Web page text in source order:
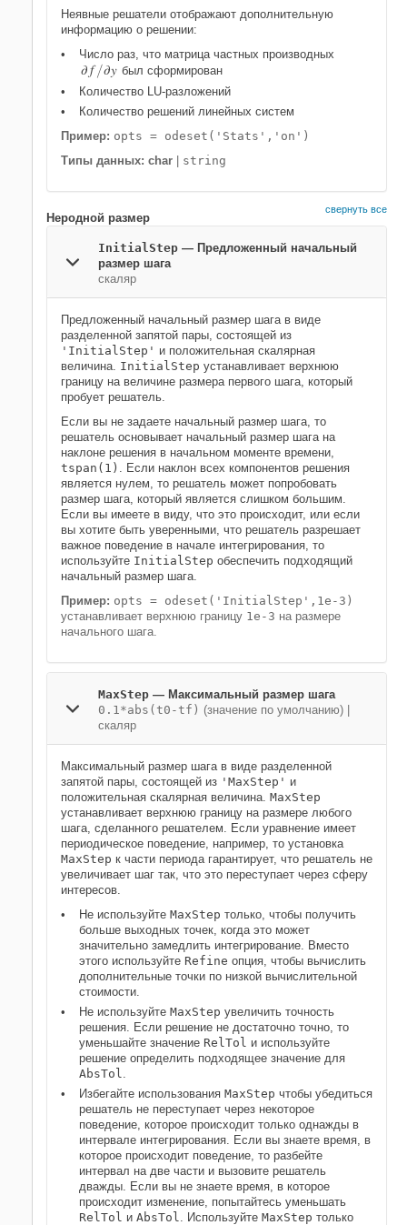
Неявные решатели отображают дополнительную
информацию о решении:
Число раз, что матрица частных производных
∂f/∂y был сформирован
Количество LU-разложений
Количество решений линейных систем
Пример: opts = odeset('Stats','on')
Типы данных: char
string
Неродной размер
свернуть все
InitialStep — Предложенный начальный
размер шага
скаляр
Предложенный начальный размер шага в виде
разделенной запятой пары, состоящей из
'InitialStep' и положительная скалярная
величина. InitialStep устанавливает верхнюю
границу на величине размера первого шага, который
пробует решатель.
Если вы не задаете начальный размер шага, то
решатель основывает начальный размер шага на
наклоне решения в начальном моменте времени,
tspan(1) . Если наклон всех компонентов решения
является нулем, то решатель может попробовать
размер шага, который является слишком большим.
Если вы имеете в виду, что это происходит, или если
вы хотите быть уверенными, что решатель разрешает
важное поведение в начале интегрирования, то
используйте InitialStep обеспечить подходящий
начальный размер шага.
Пример: opts = odeset('InitialStep',1e-3)
устанавливает верхнюю границу 1e-3 на размере
начального шага.
MaxStep — Максимальный размер шага
0.1*abs(t0-tf) (значение по умолчанию) |
скаляр
Максимальный размер шага в виде разделенной
запятой пары, состоящей из 'MaxStep' и
положительная скалярная величина. MaxStep
устанавливает верхнюю границу на размере любого
шага, сделанного решателем. Если уравнение имеет
периодическое поведение, например, то установка
MaxStep к части периода гарантирует, что решатель не
увеличивает шаг так, что это переступает через сферу
интересов.
Не используйте MaxStep только, чтобы получить
больше выходных точек, когда это может
значительно замедлить интегрирование. Вместо
этого используйте Refine опция, чтобы вычислить
дополнительные точки по низкой вычислительной
стоимости.
Не используйте MaxStep увеличить точность
решения. Если решение не достаточно точно, то
уменьшайте значение RelTol и используйте
решение определить подходящее значение для
AbsTol.
Избегайте использования MaxStep чтобы убедиться
решатель не переступает через некоторое
поведение, которое происходит только однажды в
интервале интегрирования. Если вы знаете время, в
которое происходит поведение, то разбейте
интервал на две части и вызовите решатель
дважды. Если вы не знаете время, в которое
происходит изменение, попытайтесь уменьшать
RelTol и AbsTol. Используйте MaxStep только